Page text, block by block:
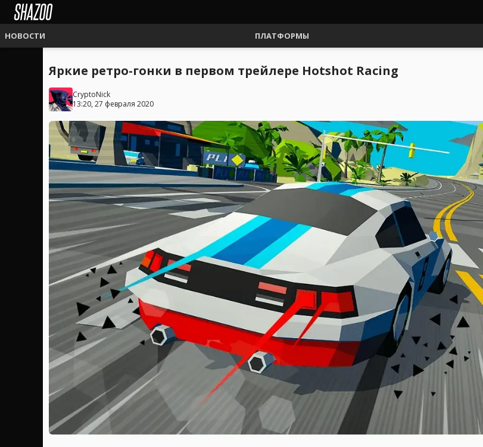
НОВОСТИ ПЛАТФОРМЫ
Яркие ретро-гонки в первом трейлере Hotshot Racing
CryptoNick
13:20, 27 февраля 2020